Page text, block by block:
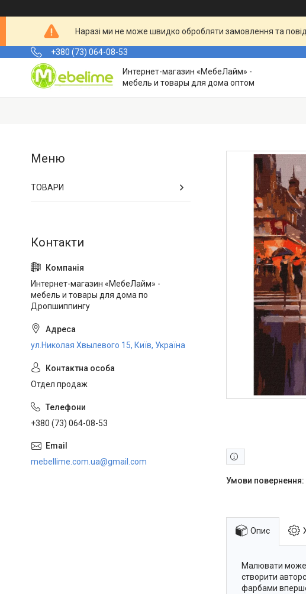
Наразі ми не може швидко обробляти замовлення та
+380 (73) 064-08-53
Интернет-магазин «МебеЛайм» -
мебель и товары для дома оптом
Опис
Малювати може
створити
фарбами
ТОВАРИ
Интернет-магазин «МебеЛайм» -
мебель и товары для дома по
Дропшиппингу
ул.Николая Хвылевого 15, Київ, Україна
Отдел продаж
+380 (73) 064-08-53
mebellime.com.ua@gmail.com